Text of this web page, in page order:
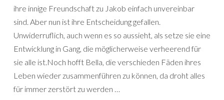
ihre innige Freundschaft zu Jakob einfach unvereinbar
sind. Aber nun ist ihre Entscheidung gefallen.
Unwiderruflich, auch wenn es so aussieht, als setze sie eine
Entwicklung in Gang, die möglicherweise verheerend für
sie alle ist.Noch hofft Bella, die verschieden Fäden ihres
Leben wieder zusammenführen zu können, da droht alles
für immer zerstört zu werden …